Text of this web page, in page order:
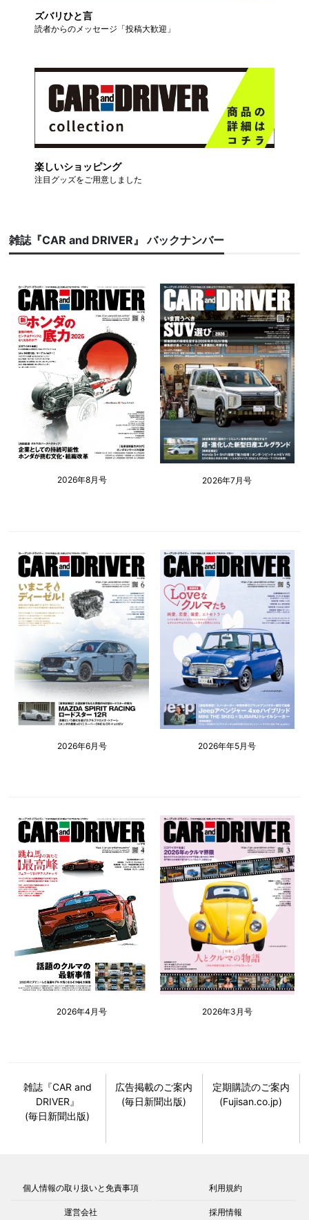
ズバリひと言
読者からのメッセージ「投稿大歓迎」
楽しいショッピング
注目グッズをご用意しました
雑誌『CAR and DRIVER』 バックナンバー
2026年8月号 2026年7月号
2026年6月号 2026年年5月号
2026年4月号 2026年3月号
雑誌『CAR and
DRIVER』
(毎日新聞出版)
広告掲載のご案内
(毎日新聞出版)
定期購読のご案内
(Fujisan.co.jp)
個人情報の取り扱いと免責事項 利用規約
運営会社 採用情報